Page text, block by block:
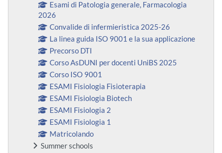
Esami di Patologia generale, Farmacologia
2026
Convalide di infermieristica 2025-26
La linea guida ISO 9001 e la sua applicazione
Precorso DTI
Corso AsDUNI per docenti UniBS 2025
Corso ISO 9001
ESAMI Fisiologia Fisioterapia
ESAMI Fisiologia Biotech
ESAMI Fisiologia 2
ESAMI Fisiologia 1
Matricolando
Summer schools